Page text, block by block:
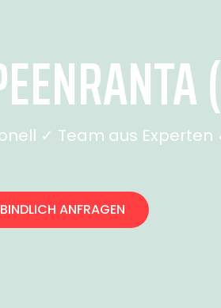
✓ Team aus
ANFRAGEN